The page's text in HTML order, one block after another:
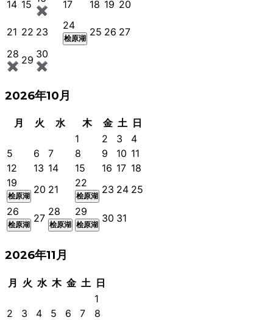
14 15 ✖
17 18 19 20
21 22 23
24
桧原湖
25 26 27
28
✖ 29 30
✖
2026年10月
月 火 水 木 金 土 日
1
2 3
4
5
6 7 8 9 10 11
12
13 14 15 16 17 18
19
桧原湖
20 21
22
桧原湖
23 24 25
26
桧原湖
27
28
桧原湖
29
桧原湖
30 31
2026年11月
月 火 水 木 金 土 日
1
2
3 4 5 6 7
8